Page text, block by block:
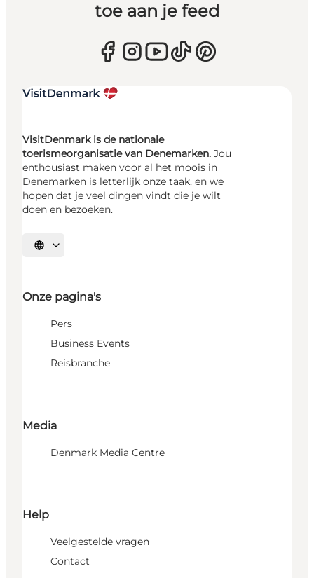
toe aan je feed
VisitDenmark is de nationale
toerismeorganisatie van Denemarken. Jou
enthousiast maken voor al het moois in
Denemarken is letterlijk onze taak, en we
hopen dat je veel dingen vindt die je wilt
doen en bezoeken.
Selecteer taal
Onze pagina's
Pers
Business Events
Reisbranche
Media
Denmark Media Centre
Help
Veelgestelde vragen
Contact